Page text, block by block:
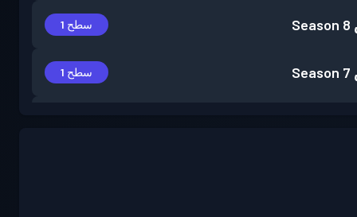
Season 8 سطح 1
Season 7 سطح 1